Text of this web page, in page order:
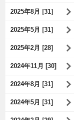
2025年8月 [31]
2025年5月 [31]
2025年2月 [28]
2024年11月 [30]
2024年8月 [31]
2024年5月 [31]